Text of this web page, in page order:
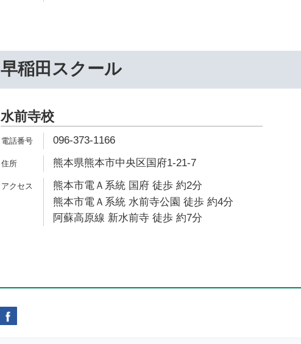
早稲田スクール
水前寺校
096-373-1166
熊本県熊本市中央区国府1-21-7
熊本市電Ａ系統 国府 徒歩 約2分
熊本市電Ａ系統 水前寺公園 徒歩 約4分
阿蘇高原線 新水前寺 徒歩 約7分